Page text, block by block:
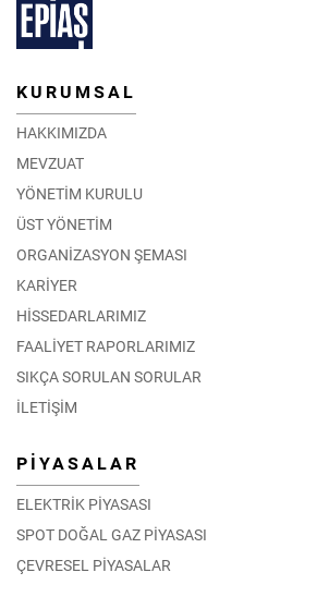
KURUMSAL
HAKKIMIZDA
MEVZUAT
YÖNETİM KURULU
ÜST YÖNETİM
ORGANİZASYON ŞEMASI
KARİYER
HİSSEDARLARIMIZ
FAALİYET RAPORLARIMIZ
SIKÇA SORULAN SORULAR
İLETİŞİM
PİYASALAR
ELEKTRİK PİYASASI
SPOT DOĞAL GAZ PİYASASI
ÇEVRESEL PİYASALAR